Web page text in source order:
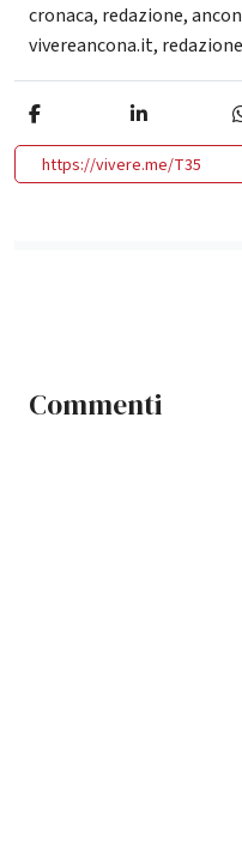
cronaca, redazione,
vivereancona.it,
https://vivere.me/T35
Commenti